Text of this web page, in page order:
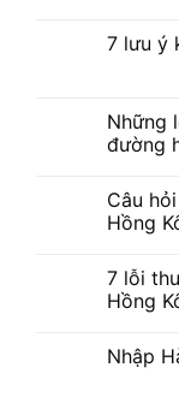
7 lưu ý
Những
đường
Câu
Hồng
7 lỗi
Hồng
Nhập